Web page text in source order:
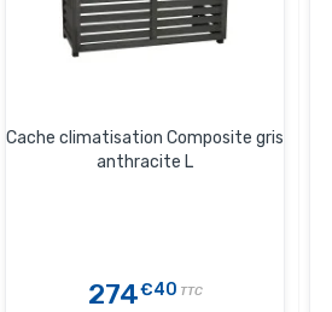
Cache climatisation Composite gris
anthracite L
274€40 TTC